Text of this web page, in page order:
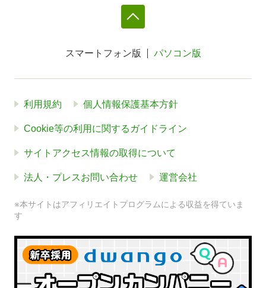
スマートフォン版 パソコン版
利用規約 個人情報保護基本方針
Cookie等の利用に関するガイドライン
サイトアクセス情報の取得について
法人・プレスお問い合わせ 運営会社
※本サイトはアフィリエイトプログラムによる収益を得ていま
す